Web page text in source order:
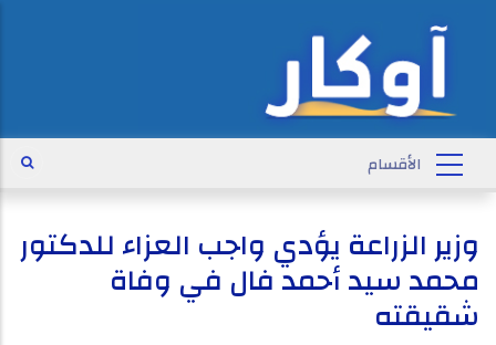
وزير الزراعة يؤدي واجب العزاء للدكتور
محمد سيد أحمد فال في وفاة
شقيقته